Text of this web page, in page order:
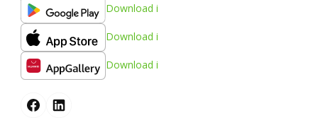
Download i
Download i
Download i